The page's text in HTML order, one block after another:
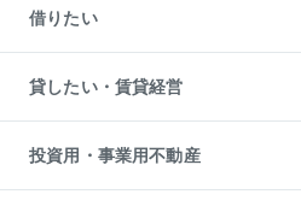
中古一戸建ての購入
不動産購入の流れ
注目キーワード物件特集
購入ガイド
English 繁体中文簡体中文
一戸建ての売却・査定
土地の売却・査定
スピードAI査定
不動産査定について
不動産売却の流れ
不動産買換えの流れ
売却ガイド
借りたい
オフィス・店舗の賃貸
借りるときの流れ
借りるガイド
貸したい・賃貸経営
マンション賃料データ
賃貸管理プラン
リロケーションについて
投資用・事業用不動産